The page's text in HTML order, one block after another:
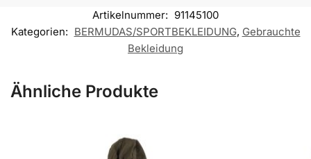
Artikelnummer: 91145100
Kategorien: BERMUDAS/SPORTBEKLEIDUNG, Gebrauchte
Bekleidung
Ähnliche Produkte